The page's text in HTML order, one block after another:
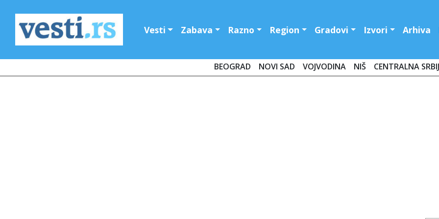
Vesti Zabava Razno Region Gradovi Izvori Arhiva
BEOGRAD NOVI SAD VOJVODINA NIŠ CENTRALNA